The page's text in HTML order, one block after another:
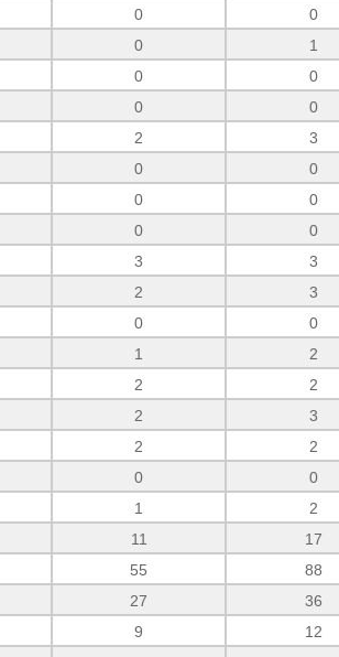
0
0
0
1
0
0
0
0
2
3
0
0
0
0
0
0
3
3
2
3
0
0
1
2
2
2
2
3
2
2
0
0
1
2
11
17
55
88
27
36
9
12